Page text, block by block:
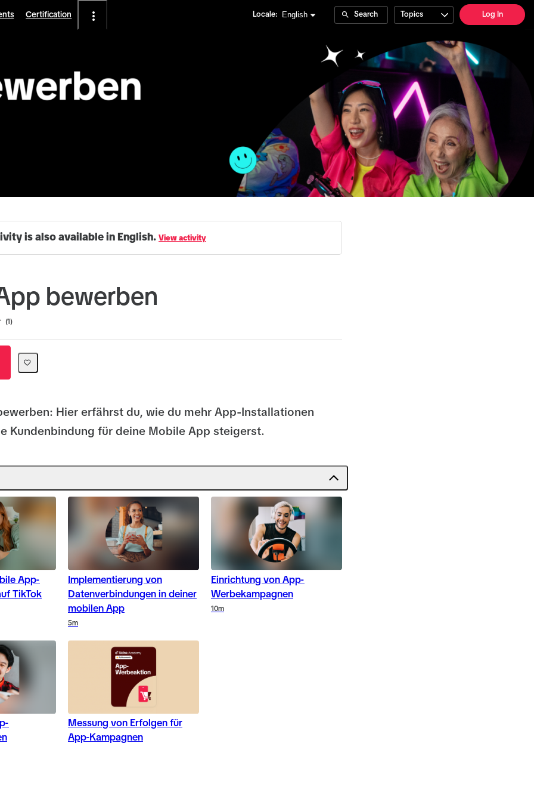
Certification Locale: English Search Topics Log In
is also available in English. View activity
bewerben
1
Hier erfährst du, wie du mehr App-Installationen
Kundenbindung für deine Mobile App steigerst.
App-
TikTok
Implementierung von
Datenverbindungen in deiner
mobilen App
5m
Einrichtung von App-
Werbekampagnen
10m
Messung von Erfolgen für
App-Kampagnen